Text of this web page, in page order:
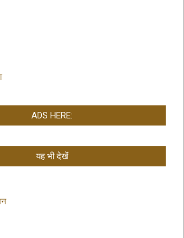
ADS HERE:
यह भी देखें